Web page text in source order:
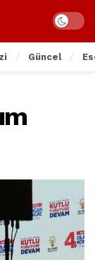
Güncel